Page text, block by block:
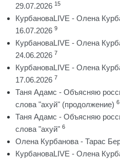
29.07.2026 15
КурбановаLIVE - Олена
16.07.2026 9
КурбановаLIVE - Олена
24.06.2026 7
КурбановаLIVE - Олена
17.06.2026 7
Таня Адамс - Объясняю
слова "ахуй" (продолжение) 6
Таня Адамс - Объясняю
слова "ахуй" 6
Олена Курбанова - Тарас
КурбановаLIVE - Олена